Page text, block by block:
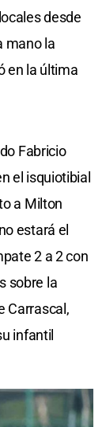
desde
mano la
en la última
Fabricio
el isquiotibial
a Milton
estará el
2 a 2 con
sobre la
Carrascal,
infantil